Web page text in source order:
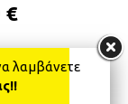
€
λαμβάνετε